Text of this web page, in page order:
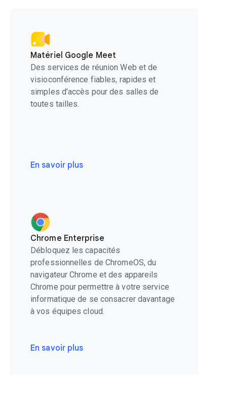
Matériel Google Meet
Des services de réunion Web et de
visioconférence fiables, rapides et
simples d'accès pour des salles de
toutes tailles.
En savoir plus
Chrome Enterprise
Débloquez les capacités
professionnelles de ChromeOS, du
navigateur Chrome et des appareils
Chrome pour permettre à votre service
informatique de se consacrer davantage
à vos équipes cloud.
En savoir plus